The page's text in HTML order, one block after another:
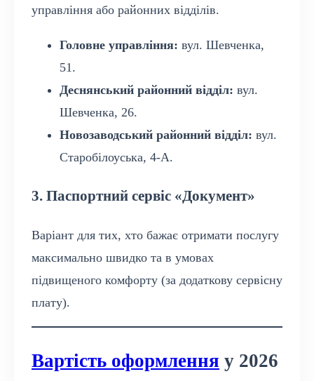
управління або районних відділів.
Головне управління: вул. Шевченка,
51.
Деснянський районний відділ: вул.
Шевченка, 26.
Новозаводський районний відділ: вул.
Старобілоуська, 4-А.
3. Паспортний сервіс «Документ»
Варіант для тих, хто бажає отримати послугу
максимально швидко та в умовах
підвищеного комфорту (за додаткову сервісну
плату).
Вартість оформлення у 2026